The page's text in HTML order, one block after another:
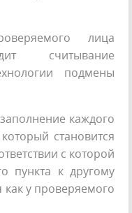
лица
считывание
подмены
каждого
становится
с которой
пункта к другому
у проверяемого